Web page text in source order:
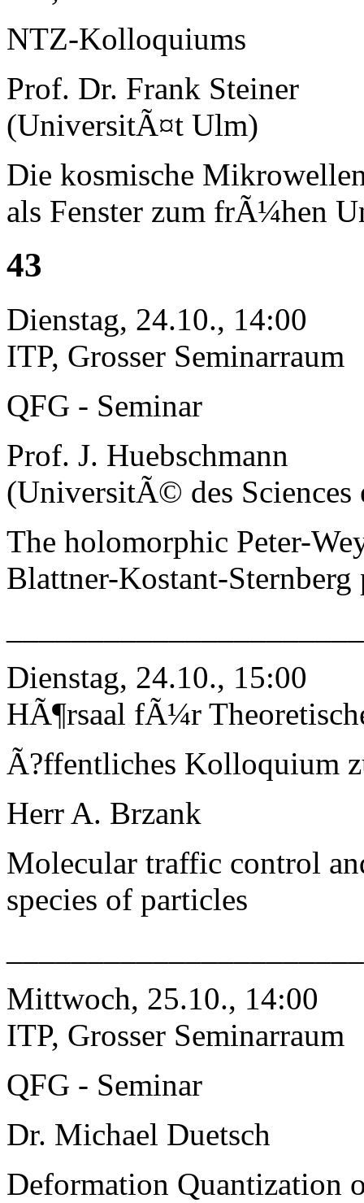
NTZ-Kolloquiums
Prof. Dr. Frank Steiner
(UniversitÃ¤t Ulm)
Die kosmische
als Fenster zum frÃ¼hen
43
Dienstag, 24.10., 14:00
ITP, Grosser Seminarraum
QFG - Seminar
Prof. J. Huebschmann
(UniversitÃ© des
The holomorphic Peter-
Blattner-Kostant-Sternberg
Dienstag, 24.10., 15:00
HÃ¶rsaal fÃ¼r
Ã?ffentliches Kolloquium
Herr A. Brzank
Molecular traffic control
species of particles
Mittwoch, 25.10., 14:00
ITP, Grosser Seminarraum
QFG - Seminar
Dr. Michael Duetsch
Deformation Quantization